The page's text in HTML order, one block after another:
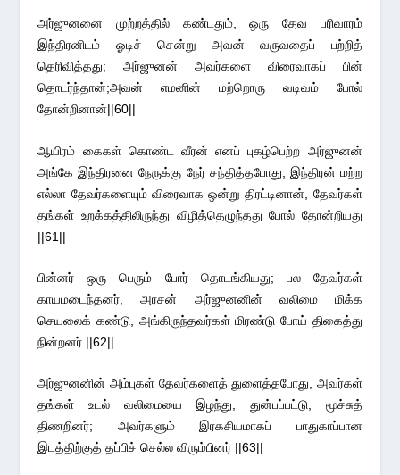
அர்ஜுனனை முற்றத்தில் கண்டதும், ஒரு தேவ பரிவாரம்
இந்திரனிடம் ஓடிச் சென்று அவன் வருவதைப் பற்றித்
தெரிவித்தது; அர்ஜுனன் அவர்களை விரைவாகப் பின்
தொடர்ந்தான்;அவன் எமனின் மற்றொரு வடிவம் போல்
தோன்றினான்||60||
ஆயிரம் கைகள் கொண்ட வீரன் எனப் புகழ்பெற்ற அர்ஜுனன்
அங்கே இந்திரனை நேருக்கு நேர் சந்தித்தபோது, இந்திரன் மற்ற
எல்லா தேவர்களையும் விரைவாக ஒன்று திரட்டினான், தேவர்கள்
தங்கள் உறக்கத்திலிருந்து விழித்தெழுந்தது போல் தோன்றியது
||61||
பின்னர் ஒரு பெரும் போர் தொடங்கியது; பல தேவர்கள்
காயமடைந்தனர், அரசன் அர்ஜுனனின் வலிமை மிக்க
செயலைக் கண்டு, அங்கிருந்தவர்கள் மிரண்டு போய் திகைத்து
நின்றனர் ||62||
அர்ஜுனனின் அம்புகள் தேவர்களைத் துளைத்தபோது, அவர்கள்
தங்கள் உடல் வலிமையை இழந்து, துன்பப்பட்டு, மூச்சுத்
திணறினர்; அவர்களும் இரகசியமாகப் பாதுகாப்பான
இடத்திற்குத் தப்பிச் செல்ல விரும்பினர் ||63||